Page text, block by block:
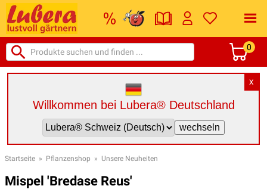
0
X
Willkommen bei Lubera® Deutschland
Startseite » Pflanzenshop » Unsere Neuheiten
Mispel 'Bredase Reus'